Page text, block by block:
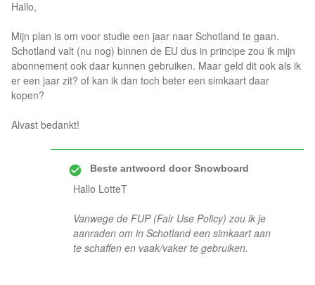
Hallo,
Mijn plan is om voor studie een jaar naar Schotland te gaan.
Schotland valt (nu nog) binnen de EU dus in principe zou ik mijn
abonnement ook daar kunnen gebruiken. Maar geld dit ook als ik
er een jaar zit? of kan ik dan toch beter een simkaart daar
kopen?
Alvast bedankt!
Beste antwoord doorSnowboard
Hallo LotteT
Vanwege de FUP (Fair Use Policy) zou ik je
aanraden om in Schotland een simkaart aan
te schaffen en vaak/vaker te gebruiken.